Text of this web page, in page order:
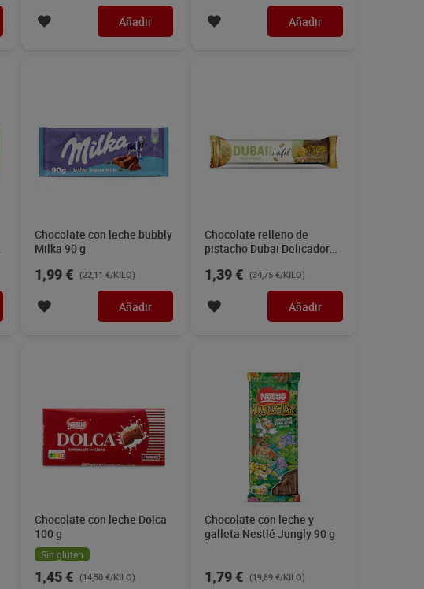
Añadir Añadir
Chocolate con leche bubbly
Milka 90 g
1,99 € (22,11 €/KILO)
Añadir
Chocolate relleno de
pistacho Dubai Delicadore
1,39 € (34,75 €/KILO)
Añadir
Chocolate con leche Dolca
100 g
Sin gluten
1,45 € (14,50 €/KILO)
Chocolate con leche y
galleta Nestlé Jungly 90 g
1,79 € (19,89 €/KILO)